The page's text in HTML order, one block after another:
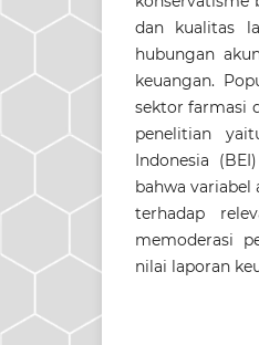
dan kualitas
hubungan
keuangan.
sektor farmasi
penelitian
Indonesia
bahwa
terhadap
memoderasi
nilai laporan